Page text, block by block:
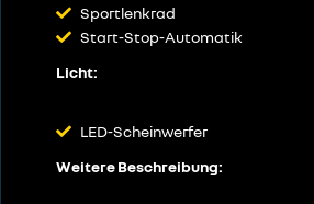
Sportlenkrad
Start-Stop-Automatik
Licht:
LED-Scheinwerfer
Weitere Beschreibung: